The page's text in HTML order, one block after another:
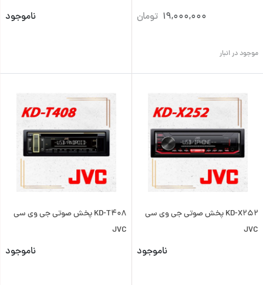
19,000,000 تومان
موجود در انبار
ناموجود
KD-X252 پخش صوتی جی وی سی
JVC
ناموجود
KD-T408 پخش صوتی جی وی سی
JVC
ناموجود